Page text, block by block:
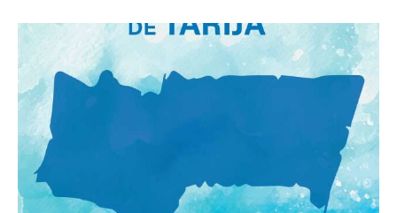
Nosotros
Cuenca Del Guadalquivir
MiMonitor